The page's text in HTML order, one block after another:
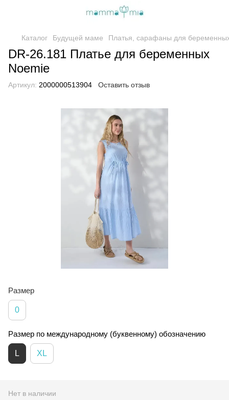
Каталог Будущей маме Платья, сарафаны для
DR-26.181 Платье для беременных
Noemie
Артикул: 2000000513904 Оставить отзыв
Размер
0
Размер по международному (буквенному) обозначению
L XL
Нет в наличии